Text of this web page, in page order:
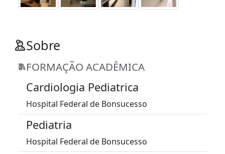
Sobre
FORMAÇÃO ACADÊMICA
Cardiologia Pediatrica
Hospital Federal de Bonsucesso
Pediatria
Hospital Federal de Bonsucesso